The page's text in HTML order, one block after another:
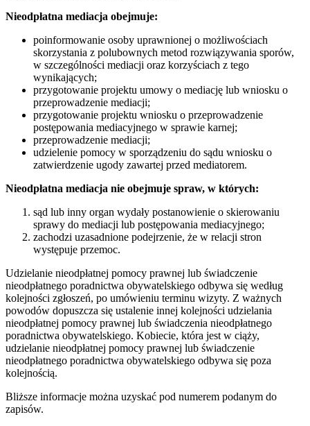
Nieodpłatna mediacja obejmuje:
poinformowanie osoby uprawnionej o możliwościach
skorzystania z polubownych metod rozwiązywania sporów,
w szczególności mediacji oraz korzyściach z tego
wynikających;
przygotowanie projektu umowy o mediację lub wniosku o
przeprowadzenie mediacji;
przygotowanie projektu wniosku o przeprowadzenie
postępowania mediacyjnego w sprawie karnej;
przeprowadzenie mediacji;
udzielenie pomocy w sporządzeniu do sądu wniosku o
zatwierdzenie ugody zawartej przed mediatorem.
Nieodpłatna mediacja nie obejmuje spraw, w których:
sąd lub inny organ wydały postanowienie o skierowaniu
sprawy do mediacji lub postępowania mediacyjnego;
zachodzi uzasadnione podejrzenie, że w relacji stron
występuje przemoc.
Udzielanie nieodpłatnej pomocy prawnej lub świadczenie
nieodpłatnego poradnictwa obywatelskiego odbywa się według
kolejności zgłoszeń, po umówieniu terminu wizyty. Z ważnych
powodów dopuszcza się ustalenie innej kolejności udzielania
nieodpłatnej pomocy prawnej lub świadczenia nieodpłatnego
poradnictwa obywatelskiego. Kobiecie, która jest w ciąży,
udzielanie nieodpłatnej pomocy prawnej lub świadczenie
nieodpłatnego poradnictwa obywatelskiego odbywa się poza
kolejnością.
Bliższe informacje można uzyskać pod numerem podanym do
zapisów.